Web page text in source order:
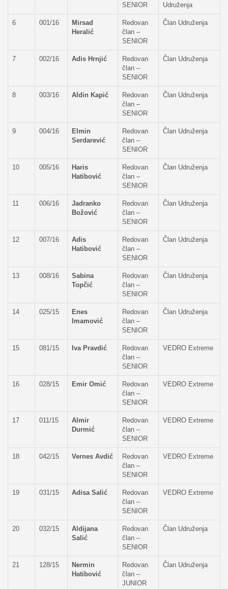
SENIOR
Udruženja
6 001/16
Mirsad
Heralić
Redovan
član –
SENIOR
Član Udruženja
7 002/16 Adis Hrnjić
Redovan
član –
SENIOR
Član Udruženja
8 003/16 Aldin Kapić
Redovan
član –
SENIOR
Član Udruženja
9 004/16
Elmin
Serdarević
Redovan
član –
SENIOR
Član Udruženja
10 005/16
Haris
Hatibović
Redovan
član –
SENIOR
Član Udruženja
11 006/16
Jadranko
Božović
Redovan
član –
SENIOR
Član Udruženja
12 007/16
Adis
Hatibović
Redovan
član –
SENIOR
Član Udruženja
13 008/16
Sabina
Topčić
Redovan
član –
SENIOR
Član Udruženja
14 025/15
Enes
Imamović
Redovan
član –
SENIOR
Član Udruženja
15 081/15 Iva Pravdić
Redovan
član –
SENIOR
VEDRO Extreme
16 028/15 Emir Omić
Redovan
član –
SENIOR
VEDRO Extreme
17 011/15
Almir
Durmić
Redovan
član –
SENIOR
VEDRO Extreme
18 042/15 Vernes Avdić
Redovan
član –
SENIOR
VEDRO Extreme
19 031/15 Adisa Salić
Redovan
član –
SENIOR
VEDRO Extreme
20 032/15
Aldijana
Salić
Redovan
član –
SENIOR
Član Udruženja
21 128/15
Nermin
Hatibović
Redovan
član –
JUNIOR
Član Udruženja